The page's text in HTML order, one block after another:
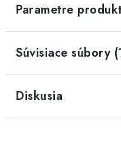
Parametre
Súvisiace súbory
Diskusia